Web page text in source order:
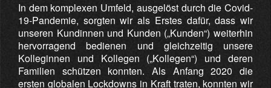
In dem komplexen Umfeld, ausgelöst durch die Covid-
19-Pandemie, sorgten wir als Erstes dafür, dass wir
unseren Kundinnen und Kunden („Kunden“) weiterhin
hervorragend bedienen und gleichzeitig unsere
Kolleginnen und Kollegen („Kollegen“) und deren
Familien schützen konnten. Als Anfang 2020 die
ersten globalen Lockdowns in Kraft traten, konnten wir